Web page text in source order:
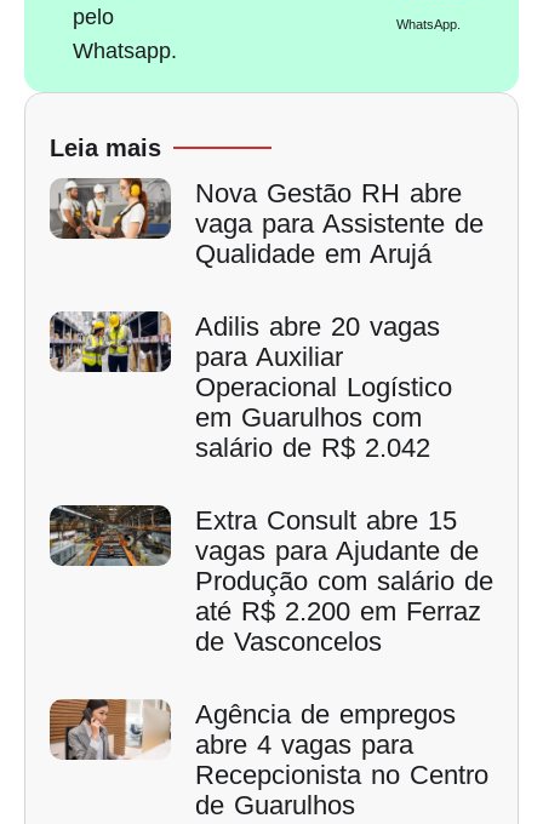
pelo
Whatsapp.
WhatsApp.
Leia mais
Nova Gestão RH abre
vaga para Assistente de
Qualidade em Arujá
Adilis abre 20 vagas
para Auxiliar
Operacional Logístico
em Guarulhos com
salário de R$ 2.042
Extra Consult abre 15
vagas para Ajudante de
Produção com salário de
até R$ 2.200 em Ferraz
de Vasconcelos
Agência de empregos
abre 4 vagas para
Recepcionista no Centro
de Guarulhos